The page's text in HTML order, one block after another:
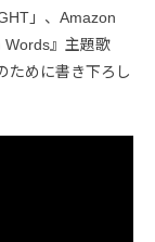
」、Amazon
Words』主題歌
ために書き下ろし